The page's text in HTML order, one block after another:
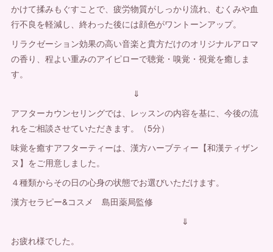
かけて揉みもぐすことで、疲労物質がしっかり流れ、むくみや血
行不良を軽減し、終わった後には顔色がワントーンアップ。
リラクゼーション効果の高い音楽と貴方だけのオリジナルアロマ
の香り、程よい重みのアイピローで聴覚・嗅覚・視覚を癒しま
す。
⇓
アフターカウンセリングでは、レッスンの内容を基に、今後の流
れをご相談させていただきます。（5分）
味覚を癒すアフターティーは、漢方ハーブティー【和漢ティザン
ヌ】をご用意しました。
４種類からその日の心身の状態でお選びいただけます。
漢方セラピー&コスメ 島田薬局監修
⇓
お疲れ様でした。